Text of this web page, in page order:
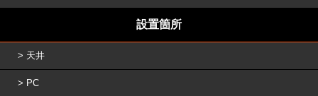
設置箇所
天井
PC